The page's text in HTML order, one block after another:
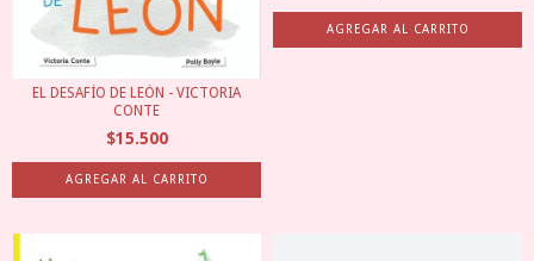
EL DESAFÍO DE LEÓN - VICTORIA
CONTE
$15.500